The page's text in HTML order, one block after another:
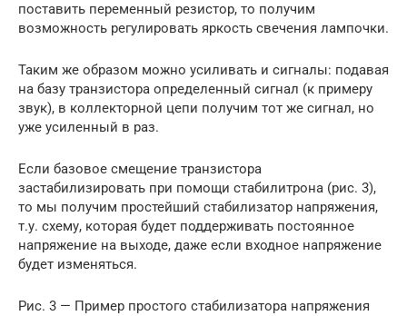
поставить переменный резистор, то получим
возможность регулировать яркость свечения лампочки.
Таким же образом можно усиливать и сигналы: подавая
на базу транзистора определенный сигнал (к примеру
звук), в коллекторной цепи получим тот же сигнал, но
уже усиленный в раз.
Если базовое смещение транзистора
застабилизировать при помощи стабилитрона (рис. 3),
то мы получим простейший стабилизатор напряжения,
т.у. схему, которая будет поддерживать постоянное
напряжение на выходе, даже если входное напряжение
будет изменяться.
Рис. 3 — Пример простого стабилизатора напряжения